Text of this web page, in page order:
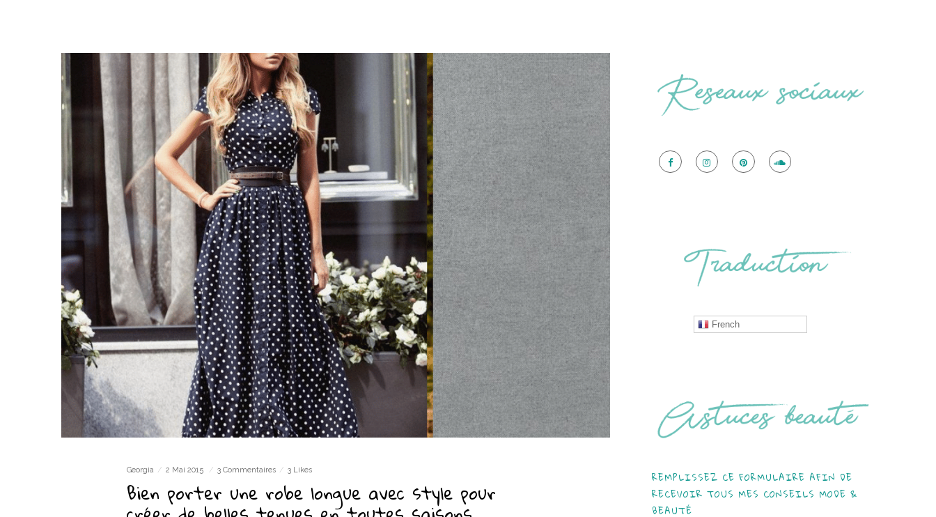
Georgia 2 Mai 2015 3 Commentaires 3 Likes
Bien porter une robe longue avec style pour
French
REMPLISSEZ CE FORMULAIRE AFIN DE
RECEVOIR TOUS MES CONSEILS MODE &
BEAUTÉ